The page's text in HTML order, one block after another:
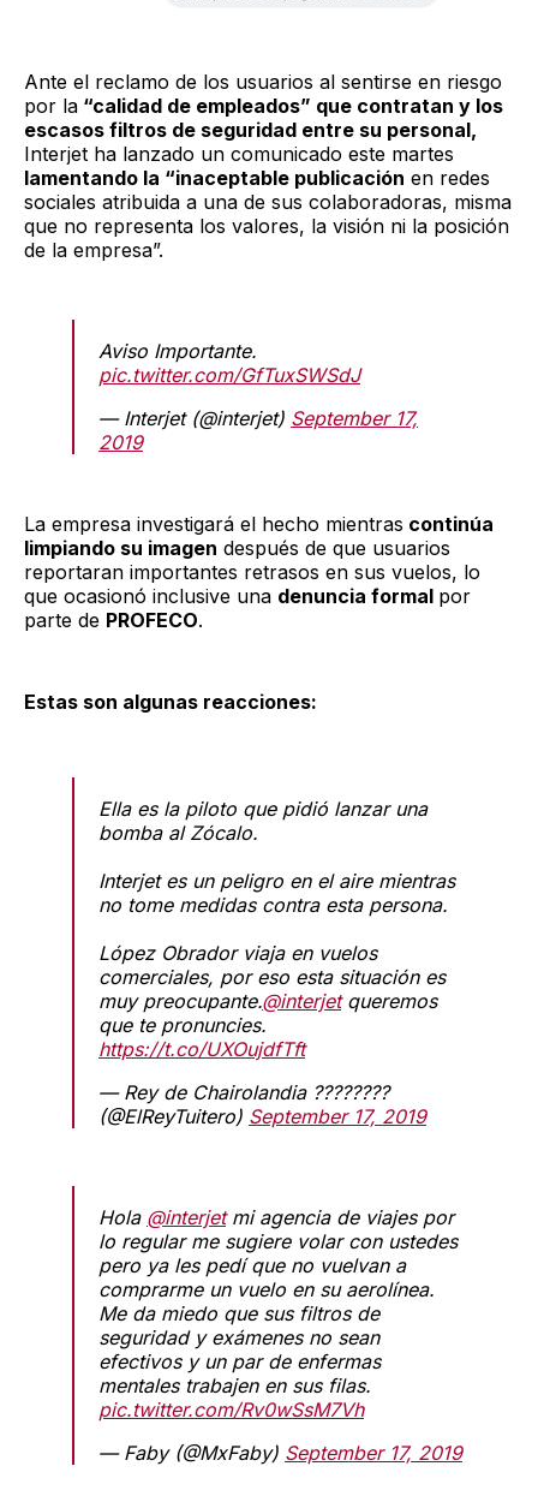
Ante el reclamo de los usuarios al sentirse en riesgo
por la “calidad de empleados” que contratan y los
escasos filtros de seguridad entre su personal,
Interjet ha lanzado un comunicado este martes
lamentando la “inaceptable publicación en redes
sociales atribuida a una de sus colaboradoras, misma
que no representa los valores, la visión ni la posición
de la empresa”.
Aviso Importante.
pic.twitter.com/GfTuxSWSdJ
— Interjet (@interjet) September 17,
2019
La empresa investigará el hecho mientras continúa
limpiando su imagen después de que usuarios
reportaran importantes retrasos en sus vuelos, lo
que ocasionó inclusive una denuncia formal por
parte de PROFECO.
Estas son algunas reacciones:
Ella es la piloto que pidió lanzar una
bomba al Zócalo.
Interjet es un peligro en el aire mientras
no tome medidas contra esta persona.
López Obrador viaja en vuelos
comerciales, por eso esta situación es
muy preocupante.@interjetqueremos
que te pronuncies.
https://t.co/UXOujdfTft
— Rey de Chairolandia ????????
(@ElReyTuitero) September 17, 2019
Hola @interjetmi agencia de viajes por
lo regular me sugiere volar con ustedes
pero ya les pedí que no vuelvan a
comprarme un vuelo en su aerolínea.
Me da miedo que sus filtros de
seguridad y exámenes no sean
efectivos y un par de enfermas
mentales trabajen en sus filas.
pic.twitter.com/Rv0wSsM7Vh
— Faby (@MxFaby) September 17, 2019